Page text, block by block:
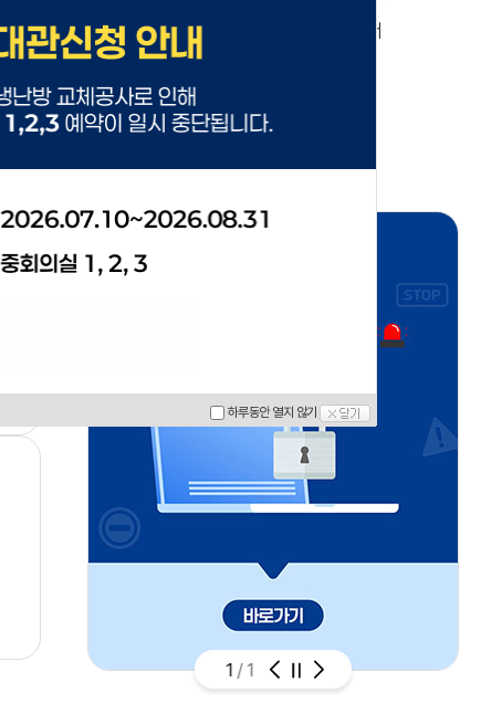
하루동안 열지 않기
조직안내 연구보고서
공지사항
1 /1